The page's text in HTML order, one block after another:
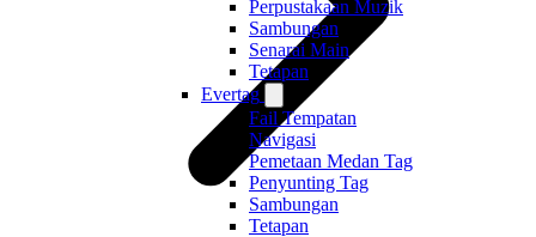
Perpustakaan Muzik
Sambungan
Senarai Main
Tetapan
Evertag
Fail Tempatan
Navigasi
Pemetaan Medan Tag
Penyunting Tag
Sambungan
Tetapan